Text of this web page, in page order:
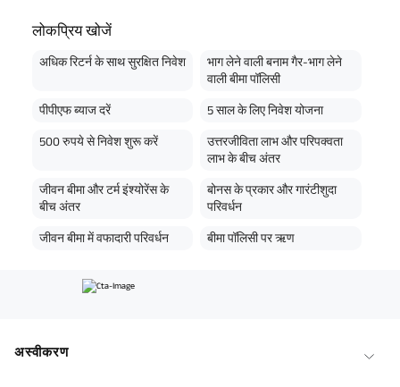
लोकप्रिय खोजें
अधिक रिटर्न के साथ सुरक्षित निवेश
भाग लेने वाली बनाम गैर-भाग लेने
वाली बीमा पॉलिसी
पीपीएफ ब्याज दरें 5 साल के लिए निवेश योजना
500 रुपये से निवेश शुरू करें
उत्तरजीविता लाभ और परिपक्वता
लाभ के बीच अंतर
जीवन बीमा और टर्म इंश्योरेंस के
बीच अंतर
बोनस के प्रकार और गारंटीशुदा
परिवर्धन
जीवन बीमा में वफादारी परिवर्धन बीमा पॉलिसी पर ऋण
अस्वीकरण